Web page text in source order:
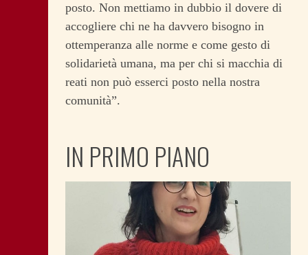
posto. Non mettiamo in dubbio il dovere di
accogliere chi ne ha davvero bisogno in
ottemperanza alle norme e come gesto di
solidarietà umana, ma per chi si macchia di
reati non può esserci posto nella nostra
comunità”.
IN PRIMO PIANO